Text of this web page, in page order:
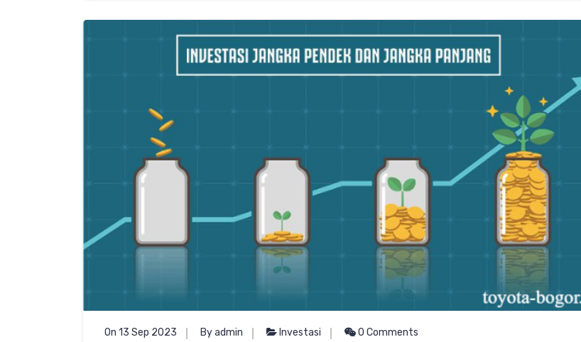
On 13 Sep 2023 By admin Investasi 0 Comments